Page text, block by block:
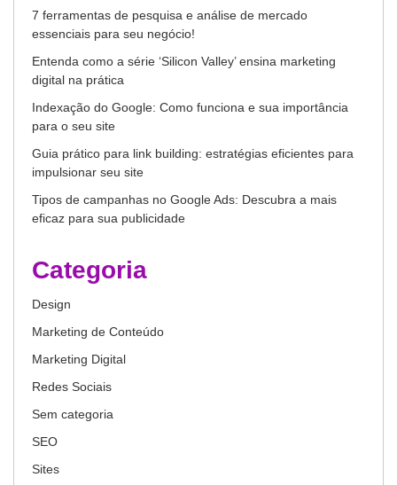
7 ferramentas de pesquisa e análise de mercado
essenciais para seu negócio!
Entenda como a série ‘Silicon Valley’ ensina marketing
digital na prática
Indexação do Google: Como funciona e sua importância
para o seu site
Guia prático para link building: estratégias eficientes para
impulsionar seu site
Tipos de campanhas no Google Ads: Descubra a mais
eficaz para sua publicidade
Categoria
Design
Marketing de Conteúdo
Marketing Digital
Redes Sociais
Sem categoria
SEO
Sites